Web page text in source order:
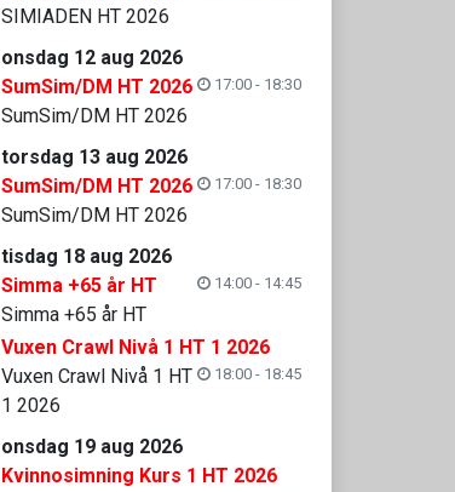
SIMIADEN HT 2026
onsdag 12 aug 2026
SumSim/DM HT 2026
17:00 - 18:30
SumSim/DM HT 2026
torsdag 13 aug 2026
SumSim/DM HT 2026
17:00 - 18:30
SumSim/DM HT 2026
tisdag 18 aug 2026
Simma +65 år HT
14:00 - 14:45
Simma +65 år HT
Vuxen Crawl Nivå 1 HT 1 2026
18:00 - 18:45
Vuxen Crawl Nivå 1 HT
1 2026
onsdag 19 aug 2026
Kvinnosimning Kurs 1 HT 2026